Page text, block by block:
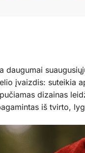
daugumai
įvaizdis: suteikia
dizainas
iš tvirto,